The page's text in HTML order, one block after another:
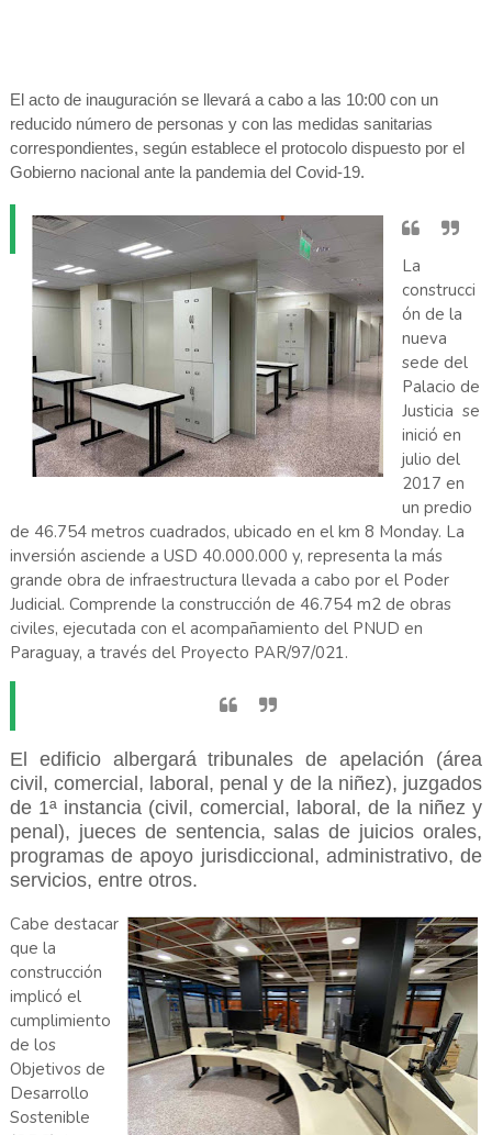
El acto de inauguración se llevará a cabo a las 10:00 con un
reducido número de personas y con las medidas sanitarias
correspondientes, según establece el protocolo dispuesto por el
Gobierno nacional ante la pandemia del Covid-19.
La
construcci
ón de la
nueva
sede del
Palacio de
Justicia se
inició en
julio del
2017 en
un predio
de 46.754 metros cuadrados, ubicado en el km 8 Monday. La
inversión asciende a USD 40.000.000 y, representa la más
grande obra de infraestructura llevada a cabo por el Poder
Judicial. Comprende la construcción de 46.754 m2 de obras
civiles, ejecutada con el acompañamiento del PNUD en
Paraguay, a través del Proyecto PAR/97/021.
El edificio albergará tribunales de apelación (área
civil, comercial, laboral, penal y de la niñez), juzgados
de 1ª instancia (civil, comercial, laboral, de la niñez y
penal), jueces de sentencia, salas de juicios orales,
programas de apoyo jurisdiccional, administrativo, de
servicios, entre otros.
Cabe destacar
que la
construcción
implicó el
cumplimiento
de los
Objetivos de
Desarrollo
Sostenible